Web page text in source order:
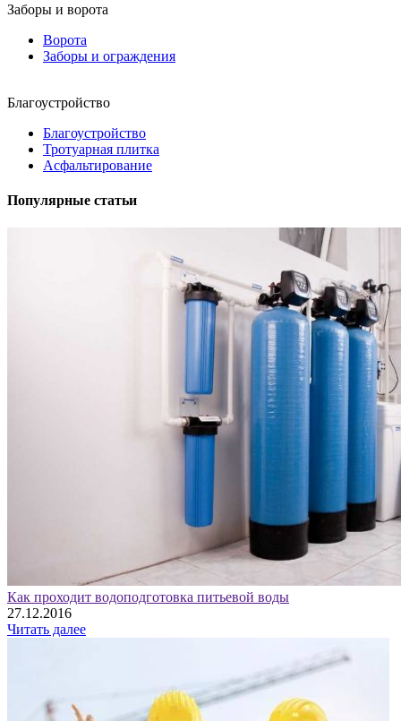
Заборы и ворота
Ворота
Заборы и ограждения
Благоустройство
Благоустройство
Тротуарная плитка
Асфальтирование
Популярные статьи
Как проходит водоподготовка питьевой воды
27.12.2016
Читать далее